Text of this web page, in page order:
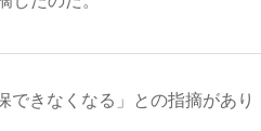
できなくなる」との指摘があり